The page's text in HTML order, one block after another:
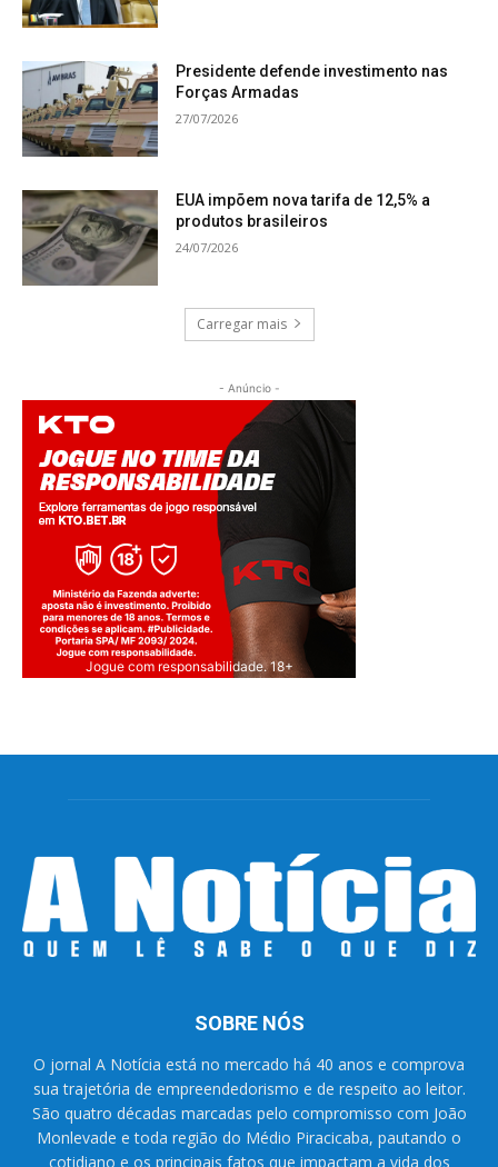
Presidente defende investimento nas
Forças Armadas
27/07/2026
EUA impõem nova tarifa de 12,5% a
produtos brasileiros
24/07/2026
Carregar mais
- Anúncio -
Jogue com responsabilidade. 18+
SOBRE NÓS
O jornal A Notícia está no mercado há 40 anos e comprova
sua trajetória de empreendedorismo e de respeito ao leitor.
São quatro décadas marcadas pelo compromisso com João
Monlevade e toda região do Médio Piracicaba, pautando o
cotidiano e os principais fatos que impactam a vida dos